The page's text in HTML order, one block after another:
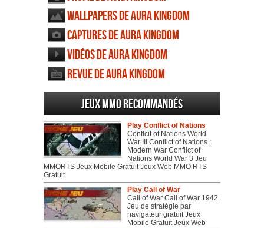
Wallpapers de Aura Kingdom
Captures de Aura Kingdom
Vidéos de Aura Kingdom
Revue de Aura Kingdom
Jeux MMO recommandés
Play Conflict of Nations
Conflcit of Nations World
War III Conflict of Nations :
Modern War Conflict of
Nations World War 3 Jeu
MMORTS Jeux Mobile Gratuit Jeux Web MMO RTS
Gratuit
Play Call of War
Call of War Call of War 1942
Jeu de stratégie par
navigateur gratuit Jeux
Mobile Gratuit Jeux Web